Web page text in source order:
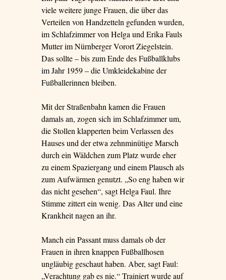
viele weitere junge Frauen, die über das
Verteilen von Handzetteln gefunden wurden,
im Schlafzimmer von Helga und Erika Fauls
Mutter im Nürnberger Vorort Ziegelstein.
Das sollte – bis zum Ende des Fußballklubs
im Jahr 1959 – die Umkleidekabine der
Fußballerinnen bleiben.
Mit der Straßenbahn kamen die Frauen
damals an, zogen sich im Schlafzimmer um,
die Stollen klapperten beim Verlassen des
Hauses und der etwa zehnminütige Marsch
durch ein Wäldchen zum Platz wurde eher
zu einem Spaziergang und einem Plausch als
zum Aufwärmen genutzt. „So eng haben wir
das nicht gesehen“, sagt Helga Faul. Ihre
Stimme zittert ein wenig. Das Alter und eine
Krankheit nagen an ihr.
Manch ein Passant muss damals ob der
Frauen in ihren knappen Fußballhosen
ungläubig geschaut haben. Aber, sagt Faul:
„Verachtung gab es nie.“ Trainiert wurde auf